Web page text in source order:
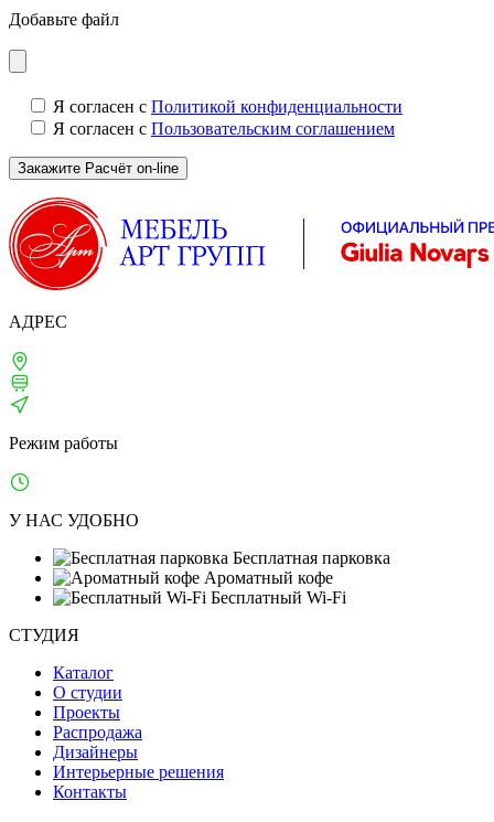
Добавьте файл
Я согласен с Политикой конфиденциальности
Я согласен с Пользовательским соглашением
АДРЕС
Режим работы
У НАС УДОБНО
Бесплатная парковка
Ароматный кофе
Бесплатный Wi-Fi
СТУДИЯ
Каталог
О студии
Проекты
Распродажа
Дизайнеры
Интерьерные решения
Контакты